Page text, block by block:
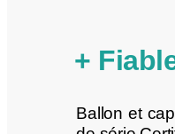
+
Ballon et